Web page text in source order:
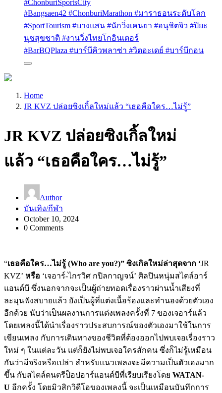
#ChonburiSportsCity
#Bangsaen42 #ChonburiMarathon #มาราธอนระดับโลก
#SportTourism #บางแสน #นักวิ่งเคนยา #อนุชิตจิว #ปิยะ
นุชสุขชาติ #งานวิ่งไทยโกอินเตอร์
#BarBQPlaza #บาร์บีคิวพลาซ่า #วิตอะเดย์ #บาร์บีกอน
Home
JR KVZ ปล่อยซิงเกิ้ลใหม่แล้ว “เธอคือใคร…ไม่รู้”
JR KVZ ปล่อยซิงเกิ้ลใหม่
แล้ว “เธอคือใคร…ไม่รู้”
Author
บันเทิง/กีฬา
October 10, 2024
0 Comments
“เธอคือใคร…ไม่รู้ (Who are you?)” ซิงเกิลใหม่ล่าสุดจาก ‘JR
KVZ’ หรือ ‘เจอาร์-ไกรวิศ กปิลกาญจน์’ ศิลปินหนุ่มสไตล์อาร์
แอนด์บี ซึ่งนอกจากจะเป็นผู้ถ่ายทอดเรื่องราวผ่านน้ำเสียงที่
ละมุนฟังสบายแล้ว ยังเป็นผู้ที่แต่งเนื้อร้องและทำนองด้วยตัวเอง
อีกด้วย นับว่าเป็นผลงานการแต่งเพลงครั้งที่ 7 ของเจอาร์แล้ว
โดยเพลงนี้ได้นำเรื่องราวประสบการณ์ของตัวเองมาใช้ในการ
เขียนเพลง กับการเดินทางของชีวิตที่ต้องออกไปพบเจอเรื่องราว
ใหม่ ๆ ในแต่ละวัน แต่ก็ยังไม่พบเจอใครสักคน ซึ่งก็ไม่รู้เหมือน
กันว่ามีจริงหรือเปล่า สำหรับแนวเพลงจะมีความเป็นตัวเองมาก
ขึ้น กับสไตล์ดนตรีป็อปอาร์แอนด์บีที่เรียบเรียงโดย WATAN-
U อีกครั้ง โดยมิวสิกวิดีโอของเพลงนี้ จะเป็นเหมือนบันทึกการ